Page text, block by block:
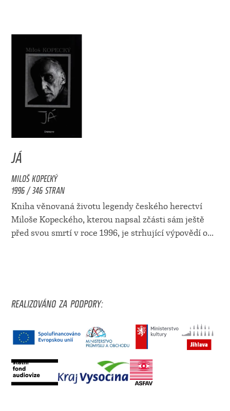
JÁ
MILOŠ KOPECKÝ
1996 / 346 STRAN
Kniha věnovaná životu legendy českého herectví
Miloše Kopeckého, kterou napsal zčásti sám ještě
před svou smrtí v roce 1996, je strhující výpovědí o...
REALIZOVÁNO ZA PODPORY: